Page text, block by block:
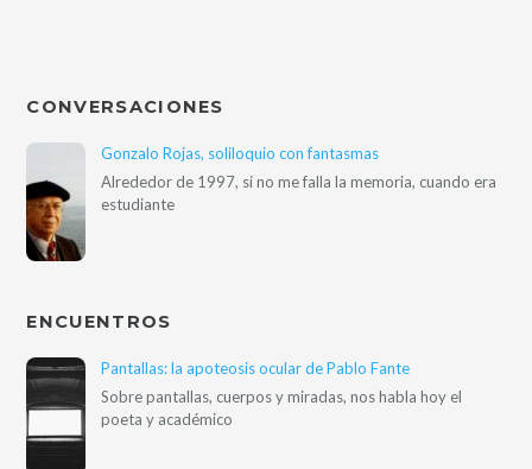
CONVERSACIONES
Gonzalo Rojas, soliloquio con fantasmas
Alrededor de 1997, si no me falla la memoria, cuando era
estudiante
ENCUENTROS
Pantallas: la apoteosis ocular de Pablo Fante
Sobre pantallas, cuerpos y miradas, nos habla hoy el
poeta y académico